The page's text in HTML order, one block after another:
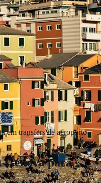
em transfers de aeroporto·
Génova para